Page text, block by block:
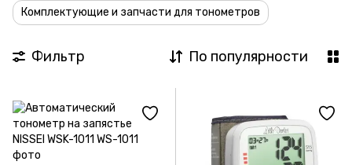
Комплектующие и запчасти для тонометров
Фильтр По популярности